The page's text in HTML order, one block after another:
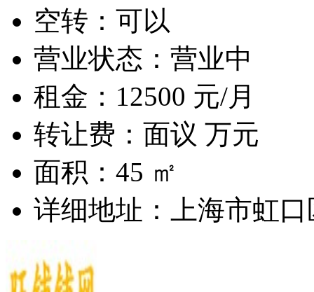
空转：可以
营业状态：营业中
租金： 12500 元/月
转让费： 面议 万元
面积：45 ㎡
详细地址：上海市虹